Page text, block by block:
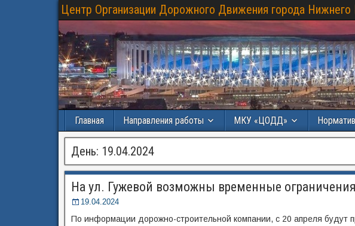
Центр Организации Дорожного Движения города Нижнего
Главная Направления работы МКУ «ЦОДД»
День: 19.04.2024
На ул. Гужевой возможны временные
19.04.2024
По информации дорожно-строительной компании, с 20 апреля будут